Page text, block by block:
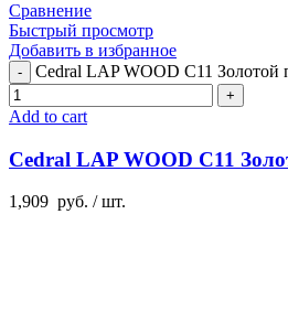
Сравнение
Быстрый просмотр
Добавить в избранное
Cedral LAP WOOD C11 Золотой
Add to cart
Cedral LAP WOOD C11
1,909 руб. / шт.